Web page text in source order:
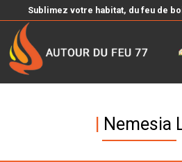
Sublimez votre habitat, du feu de
Nemesia